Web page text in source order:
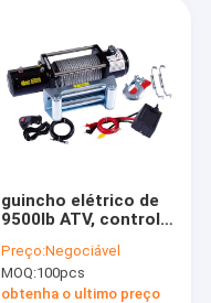
guincho elétrico de
9500lb ATV, controlo
do guincho de 12
volts
Preço:Negociável
MOQ:100pcs
obtenha o ultimo preço